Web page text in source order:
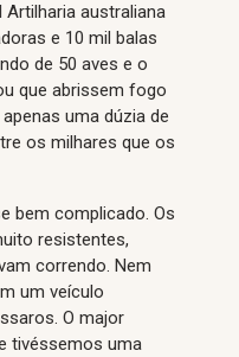
Artilharia australiana
e 10 mil balas
de 50 aves e o
que abrissem fogo
uma dúzia de
os milhares que os
bem complicado. Os
resistentes,
correndo. Nem
um veículo
O major
tivéssemos uma